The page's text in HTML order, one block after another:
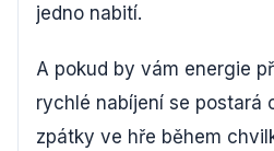
jedno nabití.
A pokud by vám energie
rychlé nabíjení se postará
zpátky ve hře během